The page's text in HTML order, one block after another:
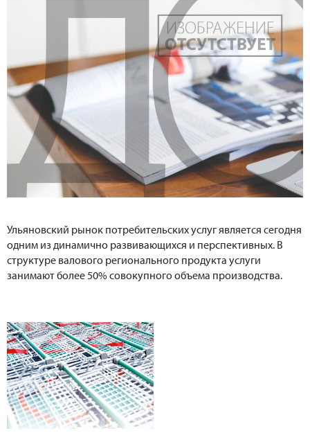
Ульяновский рынок потребительских услуг является сегодня
одним из динамично развивающихся и перспективных. В
структуре валового регионального продукта услуги
занимают более 50% совокупного объема производства.